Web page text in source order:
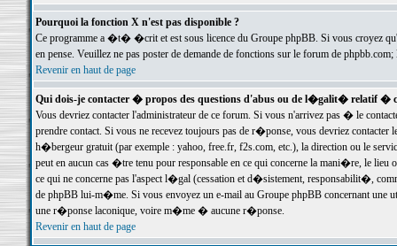
Pourquoi la fonction X n'est pas disponible ?
Ce programme a �t� �crit et est sous licence du Groupe phpBB. Si vous croyez
en pense. Veuillez ne pas poster de demande de fonctions sur le forum de
Revenir en haut de page
Qui dois-je contacter � propos des questions d'abus ou de l�galit� relatif �
Vous devriez contacter l'administrateur de ce forum. Si vous n'arrivez pas � le
prendre contact. Si vous ne recevez toujours pas de r�ponse, vous devriez
h�bergeur gratuit (par exemple : yahoo, free.fr, f2s.com, etc.), la direction ou le
peut en aucun cas �tre tenu pour responsable en ce qui concerne la mani�re, le
ce qui ne concerne pas l'aspect l�gal (cessation et d�sistement, responsabilit�,
de phpBB lui-m�me. Si vous envoyez un e-mail au Groupe phpBB concernant une
une r�ponse laconique, voire m�me � aucune r�ponse.
Revenir en haut de page